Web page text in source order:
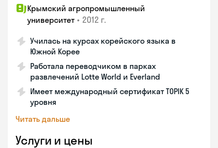
Крымский агропромышленный
университет • 2012 г.
Училась на курсах корейского языка в
Южной Корее
Работала переводчиком в парках
развлечений Lotte World и Everland
Имеет международный сертификат TOPIK 5
уровня
Читать дальше
Услуги и цены